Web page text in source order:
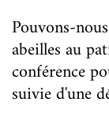
Pouvons-
abeilles au
conférence
suivie d'une